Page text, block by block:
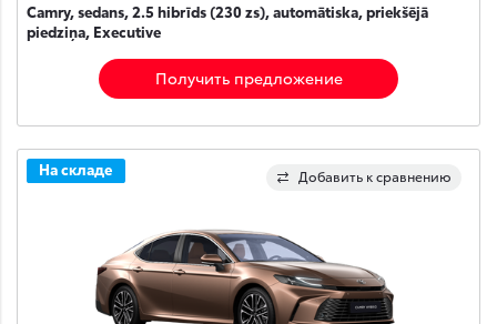
Camry, sedans, 2.5 hibrīds (230 zs), automātiska, priekšējā
piedziņa, Executive
Получить предложение
Добавить к сравнению
На складе